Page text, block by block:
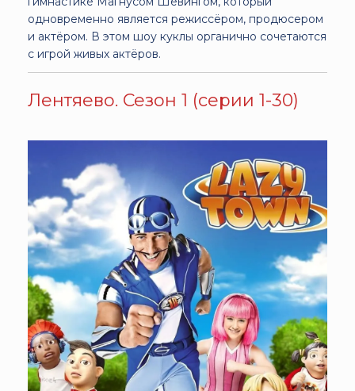
одновременно является режиссёром, продюсером
и актёром. В этом шоу куклы органично сочетаются
с игрой живых актёров.
Лентяево. Сезон 1 (серии 1-30)